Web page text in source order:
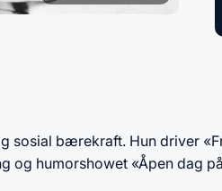
sosial bærekraft. Hun driver
og humorshowet «Åpen dag